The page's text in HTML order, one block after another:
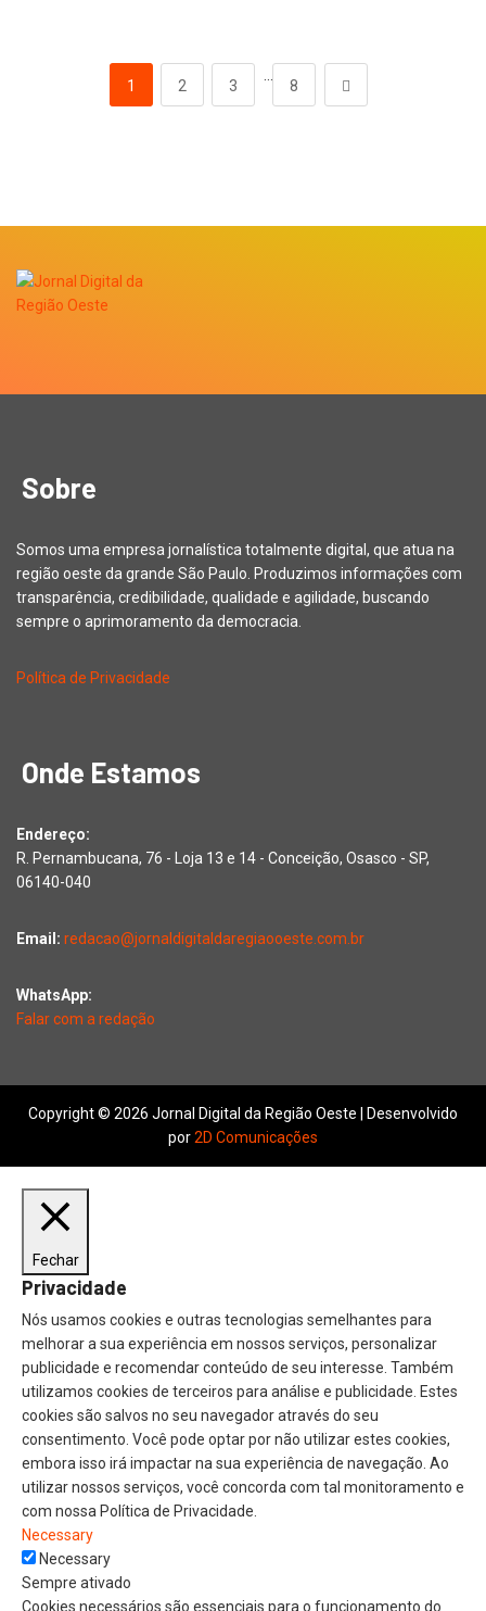
1 2 3
…
8
Sobre
Somos uma empresa jornalística totalmente digital, que atua na
região oeste da grande São Paulo. Produzimos informações com
transparência, credibilidade, qualidade e agilidade, buscando
sempre o aprimoramento da democracia.
Política de Privacidade
Onde Estamos
Endereço:
R. Pernambucana, 76 - Loja 13 e 14 - Conceição, Osasco - SP,
06140-040
Email: redacao@jornaldigitaldaregiaooeste.com.br
WhatsApp:
Falar com a redação
Copyright © 2026 Jornal Digital da Região Oeste | Desenvolvido
por2D Comunicações
Fechar
Privacidade
Nós usamos cookies e outras tecnologias semelhantes para
melhorar a sua experiência em nossos serviços, personalizar
publicidade e recomendar conteúdo de seu interesse. Também
utilizamos cookies de terceiros para análise e publicidade. Estes
cookies são salvos no seu navegador através do seu
consentimento. Você pode optar por não utilizar estes cookies,
embora isso irá impactar na sua experiência de navegação. Ao
utilizar nossos serviços, você concorda com tal monitoramento e
com nossa Política de Privacidade.
Necessary
Necessary
Sempre ativado
Cookies necessários são essenciais para o funcionamento do